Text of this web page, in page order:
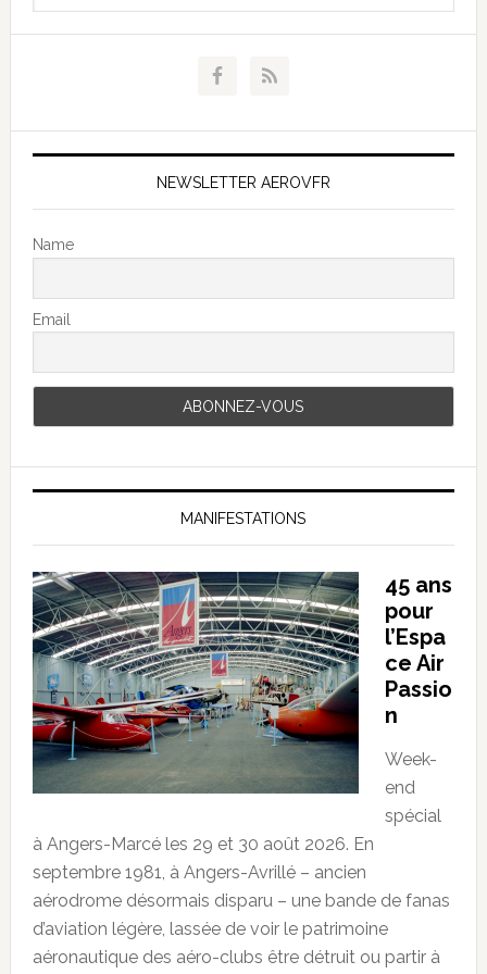
NEWSLETTER AEROVFR
Name
Email
MANIFESTATIONS
45 ans
pour
l’Espa
ce Air
Passio
n
Week-
end
spécial
à Angers-Marcé les 29 et 30 août 2026. En
septembre 1981, à Angers-Avrillé – ancien
aérodrome désormais disparu – une bande de fanas
d’aviation légère, lassée de voir le patrimoine
aéronautique des aéro-clubs être détruit ou partir à